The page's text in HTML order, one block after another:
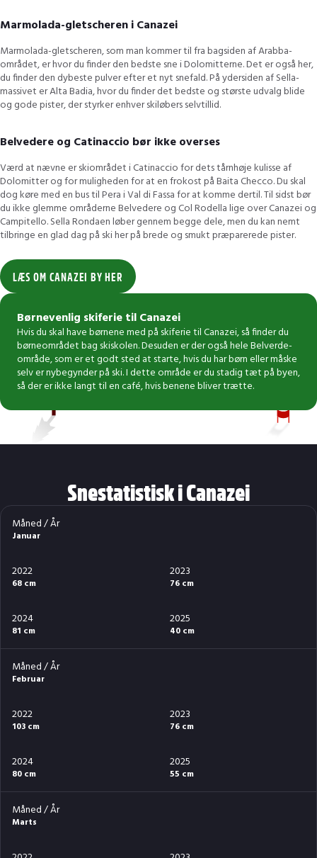
Marmolada-gletscheren i Canazei
Marmolada-gletscheren, som man kommer til fra bagsiden af ​​Arabba-
området, er hvor du finder den bedste sne i Dolomitterne. Det er også her,
du finder den dybeste pulver efter et nyt snefald. På ydersiden af ​​Sella-
massivet er Alta Badia, hvor du finder det bedste og største udvalg blide
og gode pister, der styrker enhver skiløbers selvtillid.
Belvedere og Catinaccio bør ikke overses
Værd at nævne er skiområdet i Catinaccio for dets tårnhøje kulisse af
Dolomitter og for muligheden for at en frokost på Baita Checco. Du skal
dog køre med en bus til Pera i Val di Fassa for at komme dertil. Til sidst bør
du ikke glemme områderne Belvedere og Col Rodella lige over Canazei og
Campitello. Sella Rondaen løber gennem begge dele, men du kan nemt
tilbringe en glad dag på ski her på brede og smukt præparerede pister.
LÆS OM CANAZEI BY HER
Børnevenlig skiferie til Canazei
Hvis du skal have børnene med på skiferie til Canazei, så finder du
børneområdet bag skiskolen. Desuden er der også hele Belverde-
område, som er et godt sted at starte, hvis du har børn eller måske
selv er nybegynder på ski. I dette område er du stadig tæt på byen,
så der er ikke langt til en café, hvis benene bliver trætte.
Snestatistisk i Canazei
Måned / År
Januar
2022
68 cm
2023
76 cm
2024
81 cm
2025
40 cm
Måned / År
Februar
2022
103 cm
2023
76 cm
2024
80 cm
2025
55 cm
Måned / År
Marts